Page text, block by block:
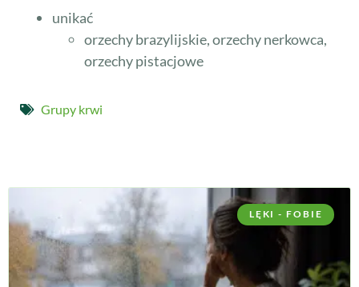
unikać
orzechy brazylijskie, orzechy nerkowca,
orzechy pistacjowe
Grupy krwi
LĘKI - FOBIE